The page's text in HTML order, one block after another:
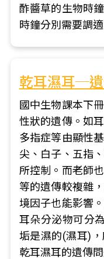
酢醬草的生物時
時鐘分別需要調
乾耳濕耳─
國中生物課本下
性狀的遺傳。如
多指症等由顯性
尖、白子、五指
所控制。而老師
等的遺傳較複雜
境因子也能影響
耳朵分泌物可分
垢是濕的(濕耳)
乾耳濕耳的遺傳問